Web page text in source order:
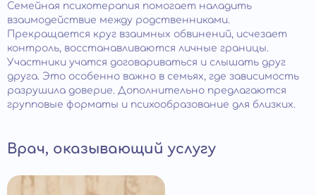
Семейная психотерапия помогает наладить
взаимодействие между родственниками.
Прекращается круг взаимных обвинений, исчезает
контроль, восстанавливаются личные границы.
Участники учатся договариваться и слышать друг
друга. Это особенно важно в семьях, где зависимость
разрушила доверие. Дополнительно предлагаются
групповые форматы и психообразование для близких.
Врач, оказывающий услугу